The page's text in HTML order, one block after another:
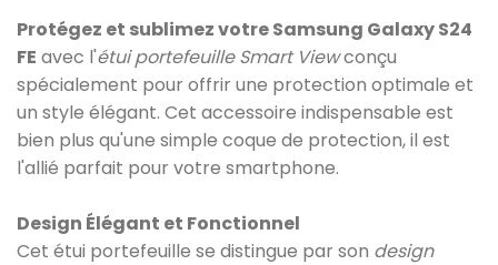
Protégez et sublimez votre Samsung Galaxy S24
FE avec l'étui portefeuille Smart Viewconçu
spécialement pour offrir une protection optimale et
un style élégant. Cet accessoire indispensable est
bien plus qu'une simple coque de protection, il est
l'allié parfait pour votre smartphone.
Design Élégant et Fonctionnel
Cet étui portefeuille se distingue par son design